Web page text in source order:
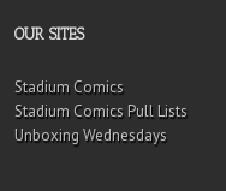
OUR SITES
Stadium Comics
Stadium Comics Pull Lists
Unboxing Wednesdays